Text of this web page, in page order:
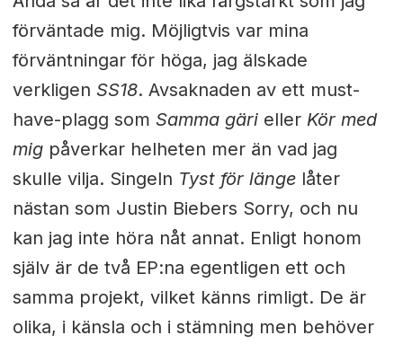
förväntade mig. Möjligtvis var mina
förväntningar för höga, jag älskade
verkligen SS18. Avsaknaden av ett must-
have-plagg som Samma gärieller Kör med
migpåverkar helheten mer än vad jag
skulle vilja. Singeln Tyst för längelåter
nästan som Justin Biebers Sorry, och nu
kan jag inte höra nåt annat. Enligt honom
själv är de två EP:na egentligen ett och
samma projekt, vilket känns rimligt. De är
olika, i känsla och i stämning men behöver